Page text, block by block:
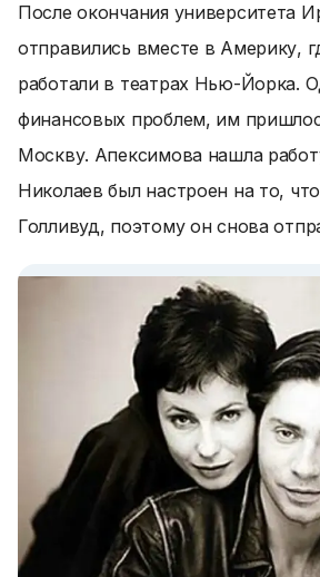
После окончания университета
отправились вместе в Америку,
работали в театрах Нью-Йорка.
финансовых проблем, им
Москву. Апексимова нашла
Николаев был настроен на то,
Голливуд, поэтому он снова